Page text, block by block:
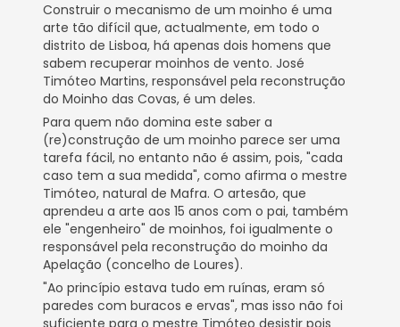
Construir o mecanismo de um moinho é uma
arte tão difícil que, actualmente, em todo o
distrito de Lisboa, há apenas dois homens que
sabem recuperar moinhos de vento. José
Timóteo Martins, responsável pela reconstrução
do Moinho das Covas, é um deles.
Para quem não domina este saber a
(re)construção de um moinho parece ser uma
tarefa fácil, no entanto não é assim, pois, "cada
caso tem a sua medida", como afirma o mestre
Timóteo, natural de Mafra. O artesão, que
aprendeu a arte aos 15 anos com o pai, também
ele "engenheiro" de moinhos, foi igualmente o
responsável pela reconstrução do moinho da
Apelação (concelho de Loures).
"Ao princípio estava tudo em ruínas, eram só
paredes com buracos e ervas", mas isso não foi
suficiente para o mestre Timóteo desistir pois